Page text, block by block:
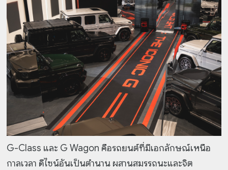
G-Class และ G Wagon คือรถยนต์ที่มีเอกลักษณ์เหนือ
กาลเวลา ดีไซน์อันเป็นตำนาน ผสานสมรรถนะและจิต